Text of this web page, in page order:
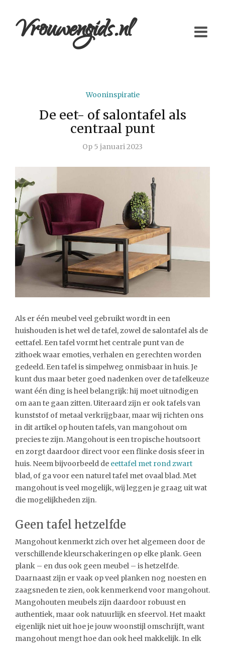
Vrouwengids.nl
Wooninspiratie
De eet- of salontafel als
centraal punt
Op 5 januari 2023
Als er één meubel veel gebruikt wordt in een
huishouden is het wel de tafel, zowel de salontafel als de
eettafel. Een tafel vormt het centrale punt van de
zithoek waar emoties, verhalen en gerechten worden
gedeeld. Een tafel is simpelweg onmisbaar in huis. Je
kunt dus maar beter goed nadenken over de tafelkeuze
want één ding is heel belangrijk: hij moet uitnodigen
om aan te gaan zitten. Uiteraard zijn er ook tafels van
kunststof of metaal verkrijgbaar, maar wij richten ons
in dit artikel op houten tafels, van mangohout om
precies te zijn. Mangohout is een tropische houtsoort
en zorgt daardoor direct voor een flinke dosis sfeer in
huis. Neem bijvoorbeeld de eettafel met rond zwart
blad, of ga voor een naturel tafel met ovaal blad. Met
mangohout is veel mogelijk, wij leggen je graag uit wat
die mogelijkheden zijn.
Geen tafel hetzelfde
Mangohout kenmerkt zich over het algemeen door de
verschillende kleurschakeringen op elke plank. Geen
plank – en dus ook geen meubel – is hetzelfde.
Daarnaast zijn er vaak op veel planken nog noesten en
zaagsneden te zien, ook kenmerkend voor mangohout.
Mangohouten meubels zijn daardoor robuust en
authentiek, maar ook natuurlijk en sfeervol. Het maakt
eigenlijk niet uit hoe je jouw woonstijl omschrijft, want
mangohout mengt hoe dan ook heel makkelijk. In elk